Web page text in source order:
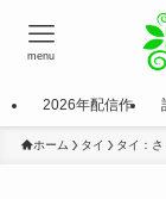
menu
2026年配信作
ホーム タイ タイ：さ